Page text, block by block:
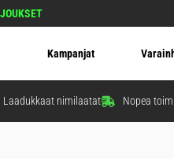
Kampanjat
Laadukkaat nimilaatat Nopea